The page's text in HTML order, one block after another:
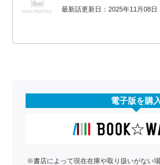
最新話更新日：2025年11月08日
電子版を購
※書店によって現在在庫や取り扱いがない